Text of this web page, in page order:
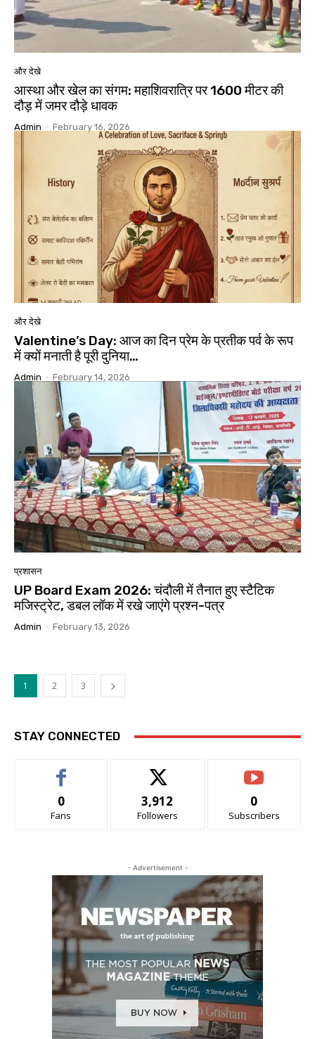
और देखे
आस्था और खेल का संगम: महाशिवरात्रि पर 1600 मीटर की
दौड़ में जमर दौड़े धावक
Admin - February 16, 2026
और देखे
Valentine’s Day: आज का दिन प्रेम के प्रतीक पर्व के रूप
में क्यों मनाती है पूरी दुनिया…
Admin - February 14, 2026
प्रशासन
UP Board Exam 2026: चंदौली में तैनात हुए स्टैटिक
मजिस्ट्रेट, डबल लॉक में रखे जाएंगे प्रश्न-पत्र
Admin - February 13, 2026
1 2 3
STAY CONNECTED
0
Fans
3,912
Followers
0
Subscribers
- Advertisement -